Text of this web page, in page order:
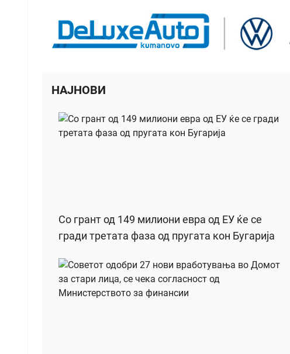
НАЈНОВИ
Со грант од 149 милиони евра од ЕУ ќе се
гради третата фаза од пругата кон Бугарија